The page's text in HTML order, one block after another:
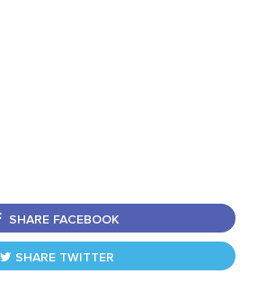
SHARE FACEBOOK
SHARE TWITTER